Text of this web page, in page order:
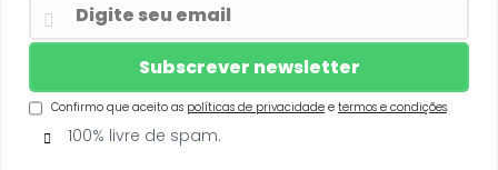
Confirmo que aceito as políticas de privacidadee termos e condições.
100% livre de spam.